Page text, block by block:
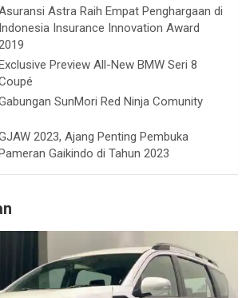
Astra Raih Empat Penghargaan di
Indonesia Insurance Innovation Award
Preview All-New BMW Seri 8
SunMori Red Ninja Comunity
2023, Ajang Penting Pembuka
Gaikindo di Tahun 2023